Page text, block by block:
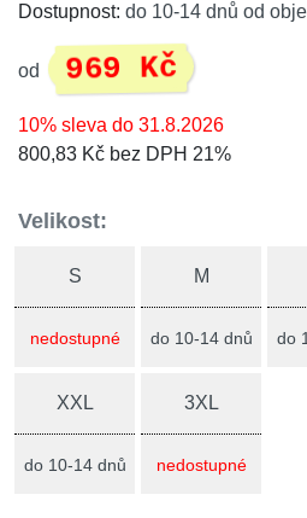
Dostupnost: do 10-14 dnů od
od 969 Kč
10% sleva do 31.8.2026
800,83 Kč bez DPH 21%
Velikost:
S
nedostupné
M
do 10-14 dnů do
XXL
do 10-14 dnů
3XL
nedostupné